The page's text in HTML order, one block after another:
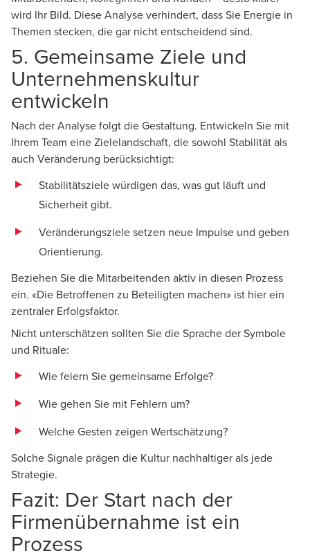
wird Ihr Bild. Diese Analyse verhindert, dass Sie Energie in
Themen stecken, die gar nicht entscheidend sind.
5. Gemeinsame Ziele und
Unternehmenskultur
entwickeln
Nach der Analyse folgt die Gestaltung. Entwickeln Sie mit
Ihrem Team eine Zielelandschaft, die sowohl Stabilität als
auch Veränderung berücksichtigt:
Stabilitätsziele würdigen das, was gut läuft und
Sicherheit gibt.
Veränderungsziele setzen neue Impulse und geben
Orientierung.
Beziehen Sie die Mitarbeitenden aktiv in diesen Prozess
ein. «Die Betroffenen zu Beteiligten machen» ist hier ein
zentraler Erfolgsfaktor.
Nicht unterschätzen sollten Sie die Sprache der Symbole
und Rituale:
Wie feiern Sie gemeinsame Erfolge?
Wie gehen Sie mit Fehlern um?
Welche Gesten zeigen Wertschätzung?
Solche Signale prägen die Kultur nachhaltiger als jede
Strategie.
Fazit: Der Start nach der
Firmenübernahme ist ein
Prozess